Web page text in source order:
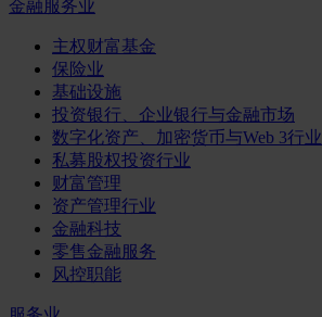
金融服务业
主权财富基金
保险业
基础设施
投资银行、企业银行与金融市场
数字化资产、加密货币与Web 3行业
私募股权投资行业
财富管理
资产管理行业
金融科技
零售金融服务
风控职能